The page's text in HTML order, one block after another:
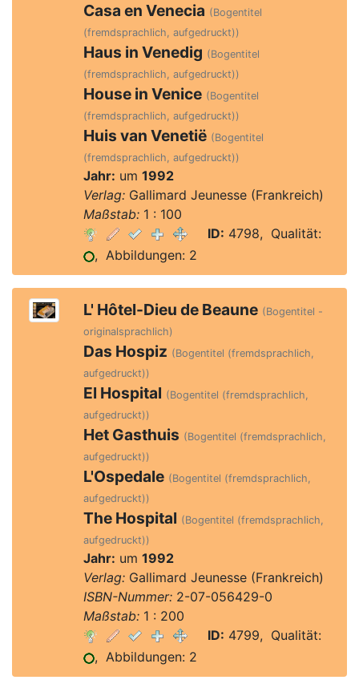
Casa en Venecia (Bogentitel
(fremdsprachlich, aufgedruckt))
Haus in Venedig (Bogentitel
(fremdsprachlich, aufgedruckt))
House in Venice (Bogentitel
(fremdsprachlich, aufgedruckt))
Huis van Venetië (Bogentitel
(fremdsprachlich, aufgedruckt))
Jahr: um 1992
Verlag:Gallimard Jeunesse (Frankreich)
Maßstab:1 : 100
ID: 4798, Qualität:
, Abbildungen: 2
L' Hôtel-Dieu de Beaune (Bogentitel -
originalsprachlich)
Das Hospiz (Bogentitel (fremdsprachlich,
aufgedruckt))
El Hospital (Bogentitel (fremdsprachlich,
aufgedruckt))
Het Gasthuis (Bogentitel (fremdsprachlich,
aufgedruckt))
L'Ospedale (Bogentitel (fremdsprachlich,
aufgedruckt))
The Hospital (Bogentitel (fremdsprachlich,
aufgedruckt))
Jahr: um 1992
Verlag:Gallimard Jeunesse (Frankreich)
ISBN-Nummer:2-07-056429-0
Maßstab:1 : 200
ID: 4799, Qualität:
, Abbildungen: 2